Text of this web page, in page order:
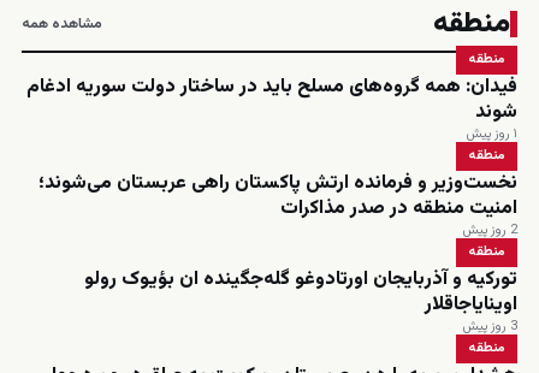
منطقه مشاهده همه
منطقه
فیدان: همه گروه‌های مسلح باید در ساختار دولت سوریه ادغام
شوند
۱ روز پیش
منطقه
نخست‌وزیر و فرمانده ارتش پاکستان راهی عربستان می‌شوند؛
امنیت منطقه در صدر مذاکرات
2 روز پیش
منطقه
تورکیه و آذربایجان اورتادوغو گله‌جگینده ان بؤیوک رولو
اوینایاجاقلار
3 روز پیش
منطقه